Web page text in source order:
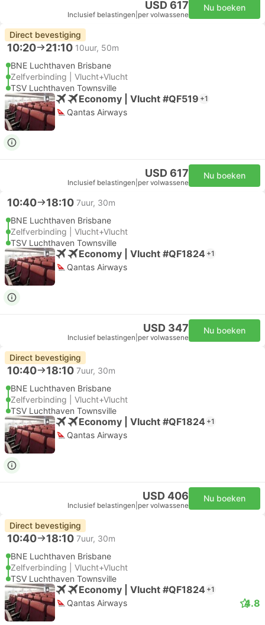
USD 617
Inclusief belastingen per volwassene
Nu boeken
Direct bevestiging
10:20 21:10 10uur, 50m
BNE Luchthaven Brisbane
Zelfverbinding | Vlucht+Vlucht
TSV Luchthaven Townsville
Economy | Vlucht #QF519 +1
Qantas Airways
USD 617
Inclusief belastingen per volwassene
Nu boeken
10:40 18:10 7uur, 30m
BNE Luchthaven Brisbane
Zelfverbinding | Vlucht+Vlucht
TSV Luchthaven Townsville
Economy | Vlucht #QF1824 +1
Qantas Airways
USD 347
Inclusief belastingen per volwassene
Nu boeken
Direct bevestiging
10:40 18:10 7uur, 30m
BNE Luchthaven Brisbane
Zelfverbinding | Vlucht+Vlucht
TSV Luchthaven Townsville
Economy | Vlucht #QF1824 +1
Qantas Airways
USD 406
Inclusief belastingen per volwassene
Nu boeken
Direct bevestiging
10:40 18:10 7uur, 30m
BNE Luchthaven Brisbane
Zelfverbinding | Vlucht+Vlucht
TSV Luchthaven Townsville
Economy | Vlucht #QF1824 +1
Qantas Airways 4.8